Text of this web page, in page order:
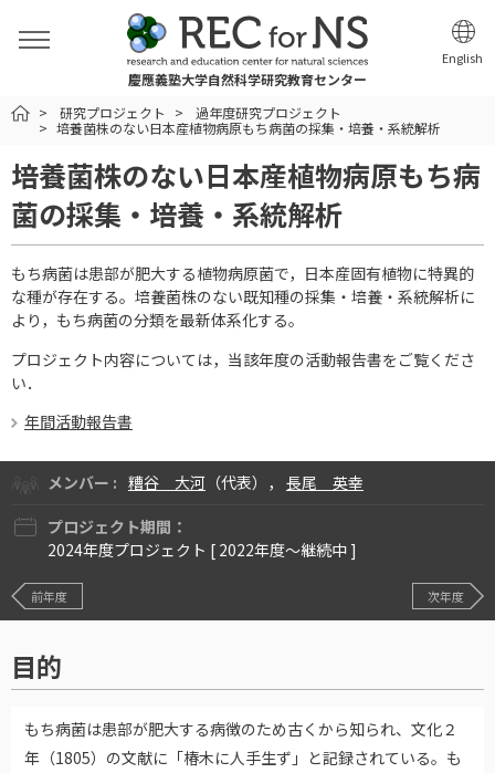
慶應義塾大学自然科学研究教育センター
English
HOME研究プロジェクト
過年度研究プロジェクト
培養菌株のない日本産植物病原もち病菌の採集・培養・系統解析
培養菌株のない日本産植物病原もち病
菌の採集・培養・系統解析
もち病菌は患部が肥大する植物病原菌で，日本産固有植物に特異的
な種が存在する。培養菌株のない既知種の採集・培養・系統解析に
より，もち病菌の分類を最新体系化する。
プロジェクト内容については，当該年度の活動報告書をご覧くださ
い．
年間活動報告書
メンバー : 糟谷 大河 （代表）， 長尾 英幸
プロジェクト期間：
2024年度プロジェクト [ 2022年度〜継続中 ]
前年度 次年度
目的
もち病菌は患部が肥大する病徴のため古くから知られ、文化２
年（1805）の文献に「椿木に人手生ず」と記録されている。も